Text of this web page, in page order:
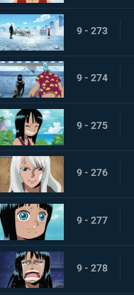
9 - 273
9 - 274
9 - 275
9 - 276
9 - 277
9 - 278